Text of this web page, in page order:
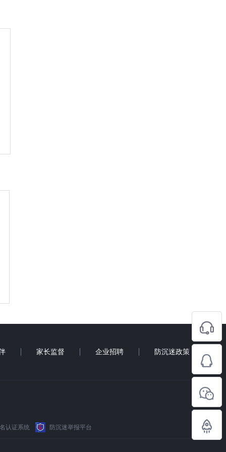
家长监督 企业招聘 防沉迷政策
认证系统 防沉迷举报平台